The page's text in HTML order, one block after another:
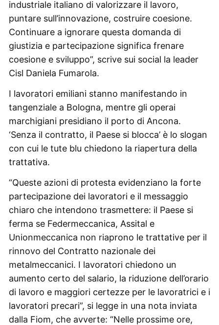
industriale italiano di valorizzare il lavoro,
puntare sull’innovazione, costruire coesione.
Continuare a ignorare questa domanda di
giustizia e partecipazione significa frenare
coesione e sviluppo”, scrive sui social la leader
Cisl Daniela Fumarola.
I lavoratori emiliani stanno manifestando in
tangenziale a Bologna, mentre gli operai
marchigiani presidiano il porto di Ancona.
‘Senza il contratto, il Paese si blocca’ è lo slogan
con cui le tute blu chiedono la riapertura della
trattativa.
“Queste azioni di protesta evidenziano la forte
partecipazione dei lavoratori e il messaggio
chiaro che intendono trasmettere: il Paese si
ferma se Federmeccanica, Assital e
Unionmeccanica non riaprono le trattative per il
rinnovo del Contratto nazionale dei
metalmeccanici. I lavoratori chiedono un
aumento certo del salario, la riduzione dell’orario
di lavoro e maggiori certezze per le lavoratrici e i
lavoratori precari”, si legge in una nota inviata
dalla Fiom, che avverte: “Nelle prossime ore,